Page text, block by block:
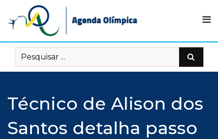
content
Técnico de Alison dos
Santos detalha passo